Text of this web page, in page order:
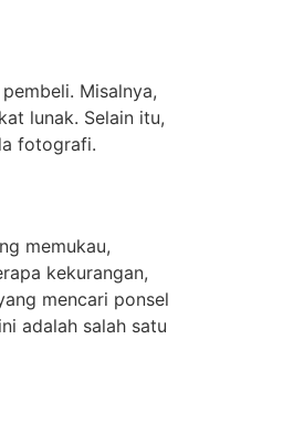
Misalnya,
lunak. Selain itu,
fotografi.
memukau,
kekurangan,
mencari ponsel
adalah salah satu